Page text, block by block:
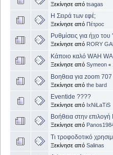
Ξεκίνησε από tsagas
Η Σειρά των εφέ;
Ξεκίνησε από Πέτροc
Ρυθμίσεις για ήχο του
Ξεκίνησε από RORY
Κάποιο καλό WAH
Ξεκίνησε από Symeon «
Βοηθεια για zoom 707
Ξεκίνησε από the bard
Eventide ????
Ξεκίνησε από IxNiLaTiS
Βοήθεια στην
Ξεκίνησε από
Τι τροφοδοτικό
Ξεκίνησε από Salinas